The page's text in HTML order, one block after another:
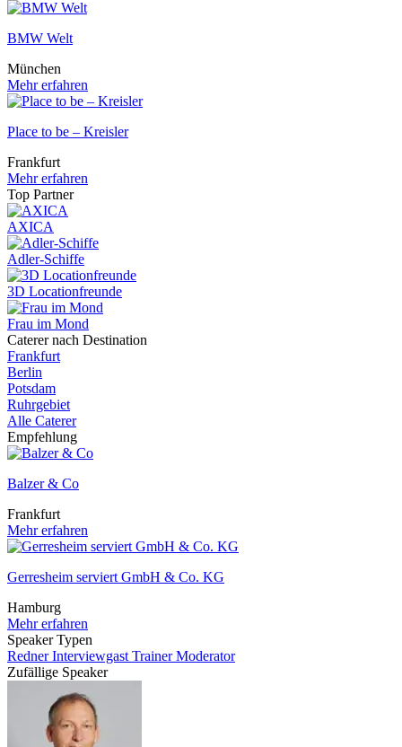
BMW Welt
München
Mehr erfahren
Place to be – Kreisler
Frankfurt
Mehr erfahren
Top Partner
AXICA
Adler-Schiffe
3D Locationfreunde
Frau im Mond
Caterer nach Destination
Frankfurt
Berlin
Potsdam
Ruhrgebiet
Alle Caterer
Empfehlung
Balzer & Co
Frankfurt
Mehr erfahren
Gerresheim serviert GmbH & Co. KG
Hamburg
Mehr erfahren
Speaker Typen
RednerInterviewgast TrainerModerator
Zufällige Speaker